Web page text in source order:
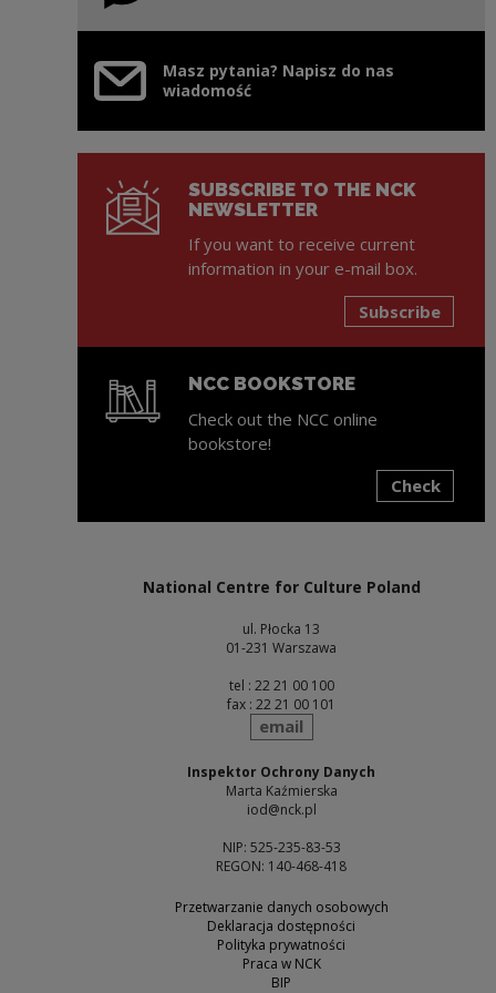
Masz pytania? Napisz do nas
wiadomość
SUBSCRIBE TO THE NCK
NEWSLETTER
If you want to receive current
information in your e-mail box.
Subscribe
NCC BOOKSTORE
Check out the NCC online
bookstore!
Check
National Centre for Culture Poland
ul. Płocka 13
01-231 Warszawa
tel : 22 21 00 100
fax : 22 21 00 101
send
email
Inspektor Ochrony Danych
Marta Kaźmierska
iod@nck.pl
NIP: 525-235-83-53
REGON: 140-468-418
Przetwarzanie danych osobowych
Deklaracja dostępności
Polityka prywatności
Praca w NCK
BIP